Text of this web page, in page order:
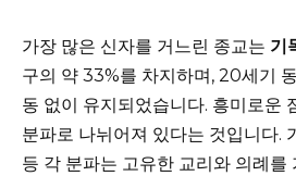
가장 많은 신자를 거느린 종교는 기
구의 약 33%를 차지하며, 20세기
동 없이 유지되었습니다. 흥미로운
분파로 나뉘어져 있다는 것입니다.
등 각 분파는 고유한 교리와 의례를